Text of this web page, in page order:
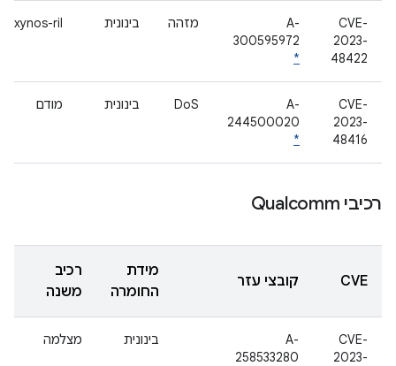
CVE-
2023-
48422
A-
300595972
*
מזהה בינונית exynos-ril
CVE-
2023-
48416
A-
244500020
*
DoS בינונית מודם
רכיבי Qualcomm
CVE קובצי עזר
מידת
החומרה
רכיב
משנה
CVE-
2023-
A-
258533280
בינונית מצלמה